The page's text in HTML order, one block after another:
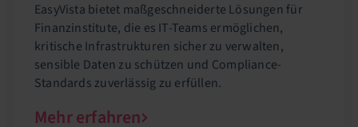
EasyVista bietet maßgeschneiderte Lösungen für
Finanzinstitute, die es IT-Teams ermöglichen,
kritische Infrastrukturen sicher zu verwalten,
sensible Daten zu schützen und Compliance-
Standards zuverlässig zu erfüllen.
Mehr erfahren